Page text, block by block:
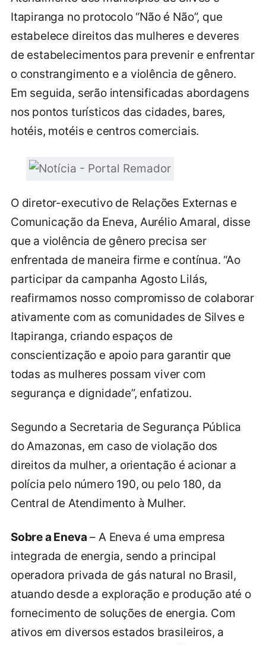
Itapiranga no protocolo “Não é Não”, que
estabelece direitos das mulheres e deveres
de estabelecimentos para prevenir e enfrentar
o constrangimento e a violência de gênero.
Em seguida, serão intensificadas abordagens
nos pontos turísticos das cidades, bares,
hotéis, motéis e centros comerciais.
O diretor-executivo de Relações Externas e
Comunicação da Eneva, Aurélio Amaral, disse
que a violência de gênero precisa ser
enfrentada de maneira firme e contínua. “Ao
participar da campanha Agosto Lilás,
reafirmamos nosso compromisso de colaborar
ativamente com as comunidades de Silves e
Itapiranga, criando espaços de
conscientização e apoio para garantir que
todas as mulheres possam viver com
segurança e dignidade”, enfatizou.
Segundo a Secretaria de Segurança Pública
do Amazonas, em caso de violação dos
direitos da mulher, a orientação é acionar a
polícia pelo número 190, ou pelo 180, da
Central de Atendimento à Mulher.
Sobre a Eneva – A Eneva é uma empresa
integrada de energia, sendo a principal
operadora privada de gás natural no Brasil,
atuando desde a exploração e produção até o
fornecimento de soluções de energia. Com
ativos em diversos estados brasileiros, a